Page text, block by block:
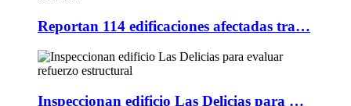
Reportan 114 edificaciones afectadas tra…
Inspeccionan edificio Las Delicias para …